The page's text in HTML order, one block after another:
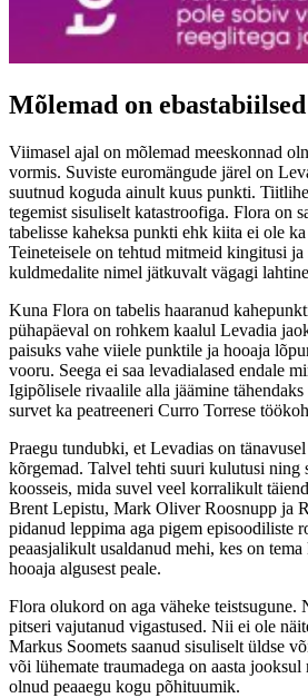
Mõlemad on ebastabiilsed
Viimasel ajal on mõlemad meeskonnad
vormis. Suviste euromängude järel on
suutnud koguda ainult kuus punkti.
tegemist sisuliselt katastroofiga. Flora on
tabelisse kaheksa punkti ehk kiita ei ole
Teineteisele on tehtud mitmeid kingitusi
kuldmedalite nimel jätkuvalt vägagi
Kuna Flora on tabelis haaranud
pühapäeval on rohkem kaalul Levadia
paisuks vahe viiele punktile ja hooaja
vooru. Seega ei saa levadialased endale
Igipõlisele rivaalile alla jäämine
survet ka peatreeneri Curro Torrese
Praegu tundubki, et Levadias on
kõrgemad. Talvel tehti suuri kulutusi ning
koosseis, mida suvel veel korralikult
Brent Lepistu, Mark Oliver Roosnupp ja
pidanud leppima aga pigem episoodiliste
peaasjalikult usaldanud mehi, kes on tema
hooaja algusest peale.
Flora olukord on aga väheke teistsugune.
pitseri vajutanud vigastused. Nii ei ole
Markus Soomets saanud sisuliselt üldse
või lühemate traumadega on aasta
olnud peaaegu kogu põhituumik.